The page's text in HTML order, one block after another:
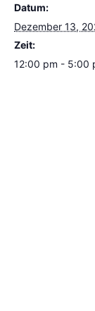
Datum:
Dezember 13,
Zeit:
12:00 pm - 5:00